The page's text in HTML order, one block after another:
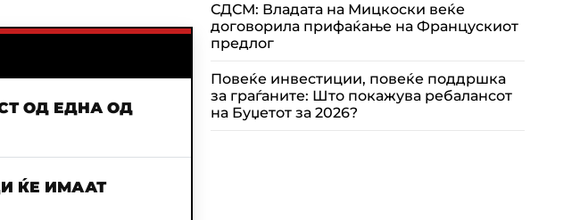
ОД ЕДНА ОД
ЌЕ ИМААТ
СДСМ: Владата на Мицкоски веќе
договорила прифаќање на Францускиот
предлог
Повеќе инвестиции, повеќе поддршка
за граѓаните: Што покажува ребалансот
на Буџетот за 2026?